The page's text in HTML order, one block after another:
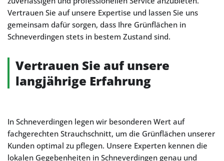
Vertrauen Sie auf unsere Expertise und lassen Sie uns
gemeinsam dafür sorgen, dass Ihre Grünflächen in
Schneverdingen stets in bestem Zustand sind.
Vertrauen Sie auf unsere
langjährige Erfahrung
In Schneverdingen legen wir besonderen Wert auf
fachgerechten Strauchschnitt, um die Grünflächen unserer
Kunden optimal zu pflegen. Unsere Experten kennen die
lokalen Gegebenheiten in Schneverdingen genau und